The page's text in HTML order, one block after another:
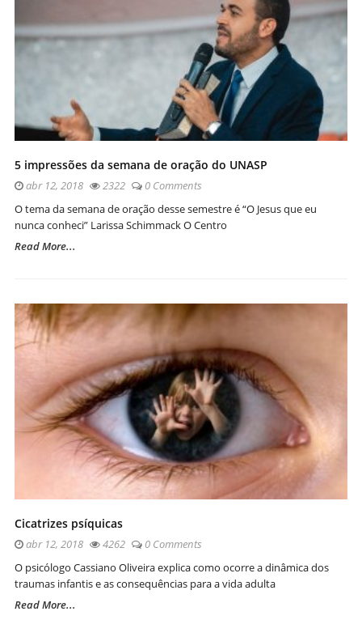
5 impressões da semana de oração do UNASP
abr 12, 2018 2322
0 Comments
O tema da semana de oração desse semestre é “O Jesus que eu
nunca conheci” Larissa Schimmack O Centro
Read More...
Cicatrizes psíquicas
abr 12, 2018 4262
0 Comments
O psicólogo Cassiano Oliveira explica como ocorre a dinâmica dos
traumas infantis e as consequências para a vida adulta
Read More...